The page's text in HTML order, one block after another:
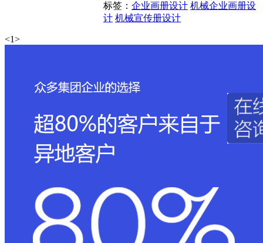
标签： 企业画册设计 机械企业画册设
计 机械宣传册设计
<1>